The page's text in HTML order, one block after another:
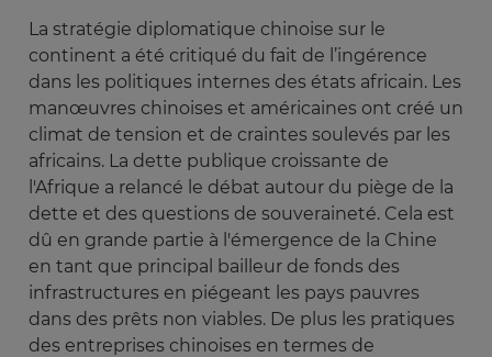
La stratégie diplomatique chinoise sur le
continent a été critiqué du fait de l’ingérence
dans les politiques internes des états africain. Les
manœuvres chinoises et américaines ont créé un
climat de tension et de craintes soulevés par les
africains. La dette publique croissante de
l'Afrique a relancé le débat autour du piège de la
dette et des questions de souveraineté. Cela est
dû en grande partie à l'émergence de la Chine
en tant que principal bailleur de fonds des
infrastructures en piégeant les pays pauvres
dans des prêts non viables. De plus les pratiques
des entreprises chinoises en termes de